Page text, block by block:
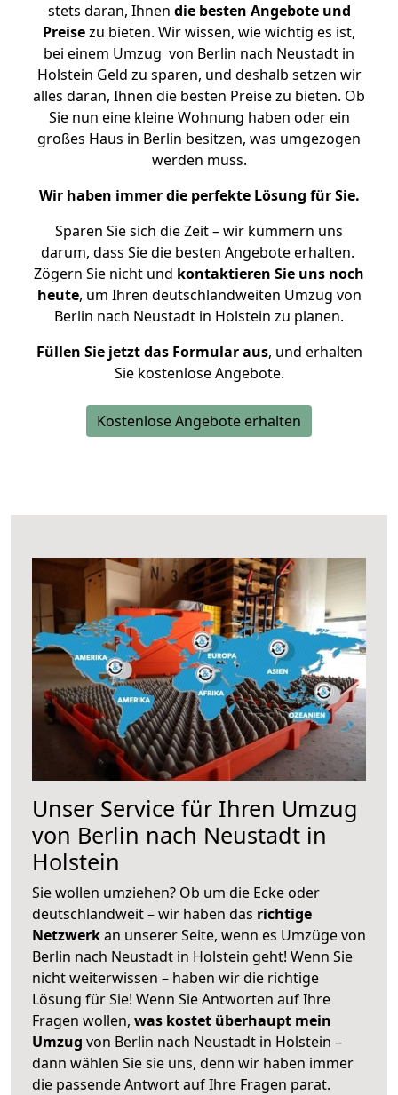
stets daran, Ihnen die besten Angebote und
Preisezu bieten. Wir wissen, wie wichtig es ist,
bei einem Umzug von Berlin nach Neustadt in
Holstein Geld zu sparen, und deshalb setzen wir
alles daran, Ihnen die besten Preise zu bieten. Ob
Sie nun eine kleine Wohnung haben oder ein
großes Haus in Berlin besitzen, was umgezogen
werden muss.
Wir haben immer die perfekte Lösung für Sie.
Sparen Sie sich die Zeit – wir kümmern uns
darum, dass Sie die besten Angebote erhalten.
Zögern Sie nicht und kontaktieren Sie uns noch
heute, um Ihren deutschlandweiten Umzug von
Berlin nach Neustadt in Holstein zu planen.
Füllen Sie jetzt das Formular aus, und erhalten
Sie kostenlose Angebote.
Kostenlose Angebote erhalten
Unser Service für Ihren Umzug
von Berlin nach Neustadt in
Holstein
Sie wollen umziehen? Ob um die Ecke oder
deutschlandweit – wir haben das richtige
Netzwerkan unserer Seite, wenn es Umzüge von
Berlin nach Neustadt in Holstein geht! Wenn Sie
nicht weiterwissen – haben wir die richtige
Lösung für Sie! Wenn Sie Antworten auf Ihre
Fragen wollen, was kostet überhaupt mein
Umzug von Berlin nach Neustadt in Holstein –
dann wählen Sie sie uns, denn wir haben immer
die passende Antwort auf Ihre Fragen parat.